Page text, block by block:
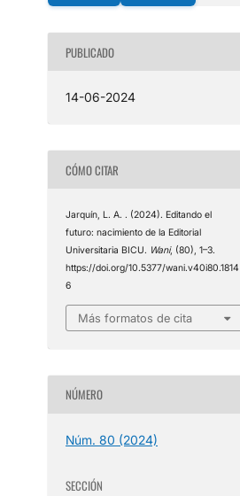
PUBLICADO
14-06-2024
CÓMO CITAR
Jarquín, L. A. . (2024). Editando el
futuro: nacimiento de la Editorial
Universitaria BICU. Wani, (80), 1–3.
https://doi.org/10.5377/wani.v40i80.1814
6
Más formatos de cita
NÚMERO
Núm. 80 (2024)
SECCIÓN